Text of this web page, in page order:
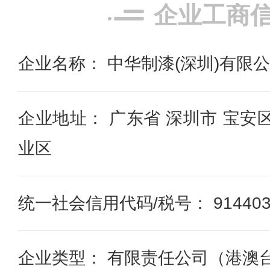
企业工商
企业名称： 中华制漆(深圳)有限
企业地址： 广东省 深圳市 宝安
业区
统一社会信用代码/税号：
企业类型： 有限责任公司（港澳